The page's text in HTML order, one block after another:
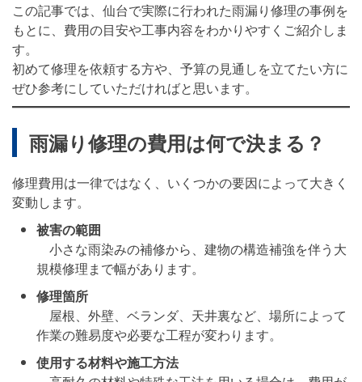
この記事では、仙台で実際に行われた雨漏り修理の事例を
もとに、費用の目安や工事内容をわかりやすくご紹介しま
す。
初めて修理を依頼する方や、予算の見通しを立てたい方に
ぜひ参考にしていただければと思います。
雨漏り修理の費用は何で決まる？
修理費用は一律ではなく、いくつかの要因によって大きく
変動します。
被害の範囲
小さな雨染みの補修から、建物の構造補強を伴う大
規模修理まで幅があります。
修理箇所
屋根、外壁、ベランダ、天井裏など、場所によって
作業の難易度や必要な工程が変わります。
使用する材料や施工方法